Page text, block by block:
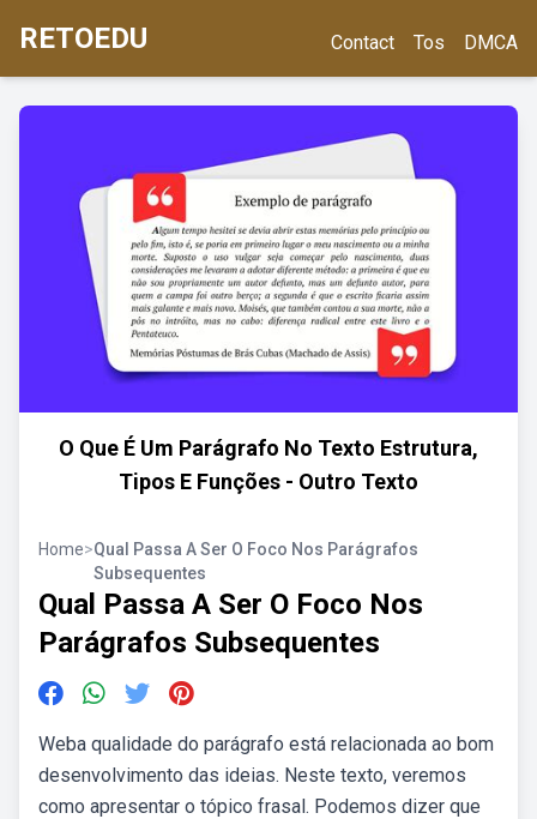
RETOEDU Contact Tos DMCA
O Que É Um Parágrafo No Texto Estrutura,
Tipos E Funções - Outro Texto
Home>Qual Passa A Ser O Foco Nos Parágrafos
Subsequentes
Qual Passa A Ser O Foco Nos
Parágrafos Subsequentes
Weba qualidade do parágrafo está relacionada ao bom
desenvolvimento das ideias. Neste texto, veremos
como apresentar o tópico frasal. Podemos dizer que